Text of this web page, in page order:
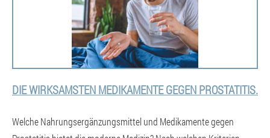
DIE WIRKSAMSTEN MEDIKAMENTE GEGEN PROSTATITIS.
Welche Nahrungsergänzungsmittel und Medikamente gegen